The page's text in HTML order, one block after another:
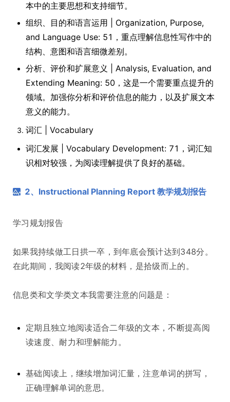
本中的主要思想和支持细节。
组织、目的和语言运用 | Organization, Purpose,
and Language Use: 51，重点理解信息性写作中的
结构、意图和语言细微差别。
分析、评价和扩展意义 | Analysis, Evaluation, and
Extending Meaning: 50，这是一个需要重点提升的
领域。加强你分析和评价信息的能力，以及扩展文本
意义的能力。
词汇 | Vocabulary
词汇发展 | Vocabulary Development: 71，词汇知
识相对较强，为阅读理解提供了良好的基础。
2、Instructional Planning Report 教学规划报告
学习规划报告
如果我持续做工日拱一卒，到年底会预计达到348分。
在此期间，我阅读2年级的材料，是拾级而上的。
信息类和文学类文本我需要注意的问题是：
定期且独立地阅读适合二年级的文本，不断提高阅
读速度、耐力和理解能力。
基础阅读上，继续增加词汇量，注意单词的拼写，
正确理解单词的意思。